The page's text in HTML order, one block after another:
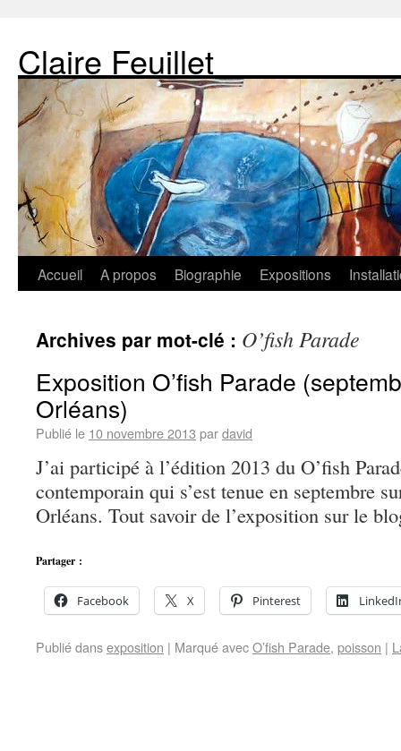
Claire Feuillet
Accueil A propos Biographie Expositions
Archives par mot-clé : O’fish Parade
Exposition O’fish Parade
Orléans)
Publié le 10 novembre 2013 pardavid
J’ai participé à l’édition 2013 du O’fish
contemporain qui s’est tenue en septembre
Orléans. Tout savoir de l’exposition sur le
Partager :
Facebook X Pinterest
Publié dansexposition | Marqué avecO’fish Parade, poisson |